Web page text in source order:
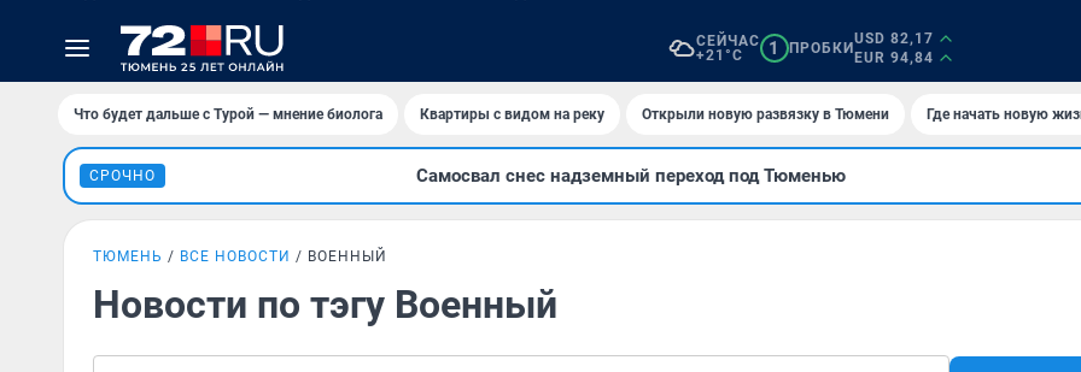
СЕЙЧАС
+21°C
1 ПРОБКИ
USD 82,17
EUR 94,84
Что будет дальше с Турой — мнение биолога Квартиры с видом на реку Открыли новую развязку в Тюмени Где начать новую
СРОЧНО Самосвал снес надземный переход под Тюменью
ТЮМЕНЬ ВСЕ НОВОСТИ ВОЕННЫЙ
Новости по тэгу Военный